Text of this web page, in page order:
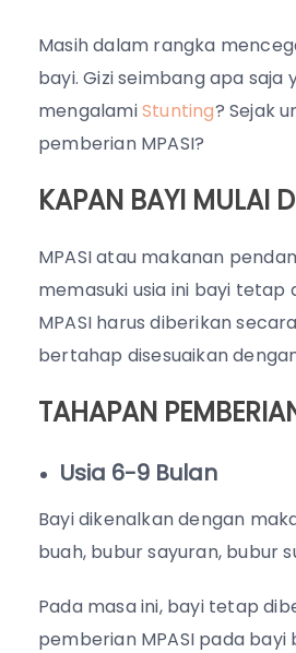
Masih dalam rangka
bayi. Gizi seimbang apa
mengalamiStunting? Sejak
pemberian MPASI?
KAPAN BAYI MULAI
MPASI atau makanan
memasuki usia ini bayi tetap
MPASI harus diberikan
bertahap disesuaikan
TAHAPAN
Usia 6-9 Bulan
Bayi dikenalkan dengan
buah, bubur sayuran, bubur
Pada masa ini, bayi tetap
pemberian MPASI pada